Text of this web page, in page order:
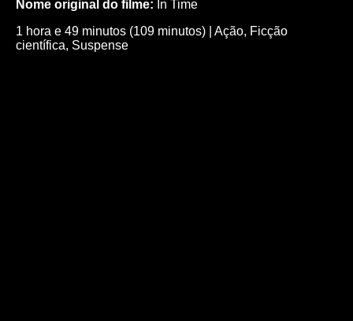
Nome original do filme: In Time
1 hora e 49 minutos (109 minutos)
Ação, Ficção
científica, Suspense